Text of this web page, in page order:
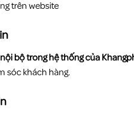
trên website
nội bộ trong hệ thống của
sóc khách hàng.